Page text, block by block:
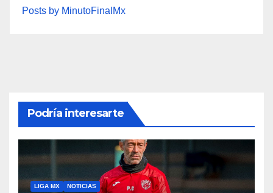
Posts by MinutoFinalMx
Podría interesarte
LIGA MX NOTICIAS